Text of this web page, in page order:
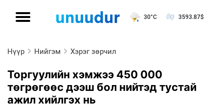
30°C 3593.87$
Нүүр Нийгэм Хэрэг зөрчил
Торгуулийн хэмжээ 450 000
төгрөгөөс дээш бол нийтэд тустай
ажил хийлгэх нь